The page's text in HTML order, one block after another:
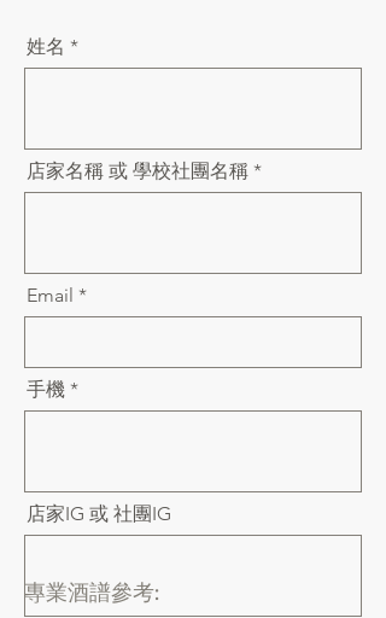
姓名
店家名稱 或 學校社團名稱
Email
手機
店家IG 或 社團IG
​專業酒譜參考: